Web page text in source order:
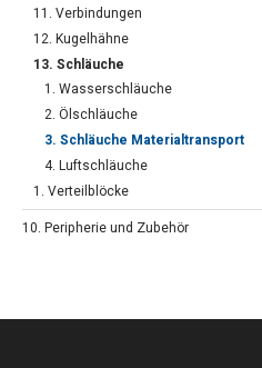
11. Verbindungen
12. Kugelhähne
13. Schläuche
1. Wasserschläuche
2. Ölschläuche
3. Schläuche Materialtransport
4. Luftschläuche
1. Verteilblöcke
10. Peripherie und Zubehör